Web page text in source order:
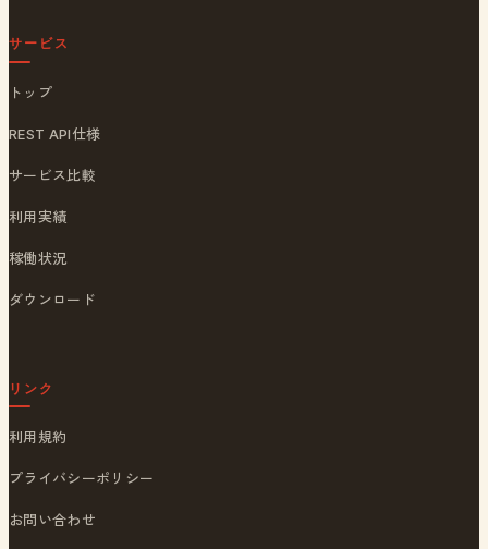
サービス
トップ
REST API仕様
サービス比較
利用実績
稼働状況
ダウンロード
リンク
利用規約
プライバシーポリシー
お問い合わせ